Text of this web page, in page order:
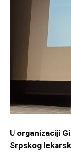
U organizaciji
Srpskog